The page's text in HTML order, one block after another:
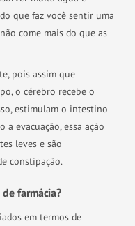
que faz você sentir uma
come mais do que as
pois assim que
o cérebro recebe o
estimulam o intestino
evacuação, essa ação
leves e são
constipação.
farmácia?
em termos de